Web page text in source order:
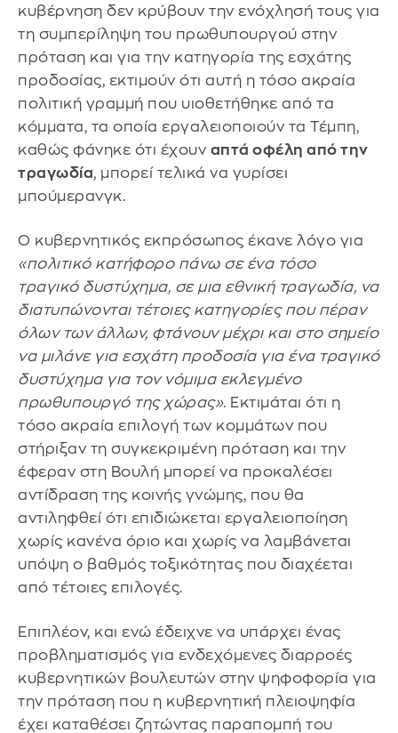
κυβέρνηση δεν κρύβουν την ενόχλησή τους για
τη συμπερίληψη του πρωθυπουργού στην
πρόταση και για την κατηγορία της εσχάτης
προδοσίας, εκτιμούν ότι αυτή η τόσο ακραία
πολιτική γραμμή που υιοθετήθηκε από τα
κόμματα, τα οποία εργαλειοποιούν τα Τέμπη,
καθώς φάνηκε ότι έχουν απτά οφέλη από την
τραγωδία, μπορεί τελικά να γυρίσει
μπούμερανγκ.
Ο κυβερνητικός εκπρόσωπος έκανε λόγο για
«πολιτικό κατήφορο πάνω σε ένα τόσο
τραγικό δυστύχημα, σε μια εθνική τραγωδία, να
διατυπώνονται τέτοιες κατηγορίες που πέραν
όλων των άλλων, φτάνουν μέχρι και στο σημείο
να μιλάνε για εσχάτη προδοσία για ένα τραγικό
δυστύχημα για τον νόμιμα εκλεγμένο
πρωθυπουργό της χώρας». Εκτιμάται ότι η
τόσο ακραία επιλογή των κομμάτων που
στήριξαν τη συγκεκριμένη πρόταση και την
έφεραν στη Βουλή μπορεί να προκαλέσει
αντίδραση της κοινής γνώμης, που θα
αντιληφθεί ότι επιδιώκεται εργαλειοποίηση
χωρίς κανένα όριο και χωρίς να λαμβάνεται
υπόψη ο βαθμός τοξικότητας που διαχέεται
από τέτοιες επιλογές.
Επιπλέον, και ενώ έδειχνε να υπάρχει ένας
προβληματισμός για ενδεχόμενες διαρροές
κυβερνητικών βουλευτών στην ψηφοφορία για
την πρόταση που η κυβερνητική πλειοψηφία
έχει καταθέσει ζητώντας παραπομπή του